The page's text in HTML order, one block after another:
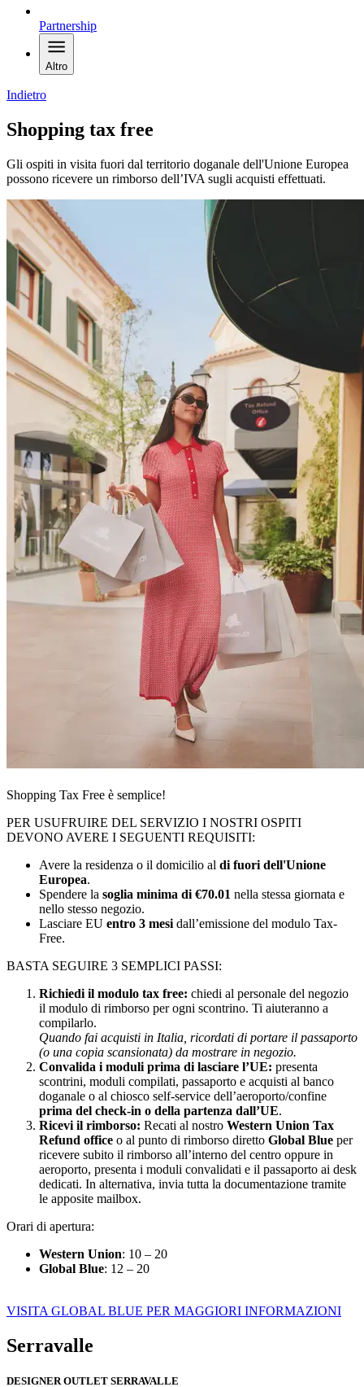
Partnership
Altro
Indietro
Shopping tax free
Gli ospiti in visita fuori dal territorio doganale dell'Unione Europea
possono ricevere un rimborso dell’IVA sugli acquisti effettuati.
Shopping Tax Free è semplice!
PER USUFRUIRE DEL SERVIZIO I NOSTRI OSPITI
DEVONO AVERE I SEGUENTI REQUISITI:
Avere la residenza o il domicilio al di fuori dell'Unione
Europea.
Spendere la soglia minima di €70.01 nella stessa giornata e
nello stesso negozio.
Lasciare EU entro 3 mesi dall’emissione del modulo Tax-
Free.
BASTA SEGUIRE 3 SEMPLICI PASSI:
Richiedi il modulo tax free: chiedi al personale del negozio
il modulo di rimborso per ogni scontrino. Ti aiuteranno a
compilarlo.
Quando fai acquisti in Italia, ricordati di portare il passaporto
(o una copia scansionata) da mostrare in negozio.
Convalida i moduli prima di lasciare l’UE: presenta
scontrini, moduli compilati, passaporto e acquisti al banco
doganale o al chiosco self-service dell’aeroporto/confine
prima del check-in o della partenza dall’UE.
Ricevi il rimborso: Recati al nostro Western Union Tax
Refund office o al punto di rimborso diretto Global Blue per
ricevere subito il rimborso all’interno del centro oppure in
aeroporto, presenta i moduli convalidati e il passaporto ai desk
dedicati. In alternativa, invia tutta la documentazione tramite
le apposite mailbox.
Orari di apertura:
Western Union: 10 – 20
Global Blue: 12 – 20
VISITA GLOBAL BLUE PER MAGGIORI INFORMAZIONI
Serravalle
DESIGNER OUTLET SERRAVALLE